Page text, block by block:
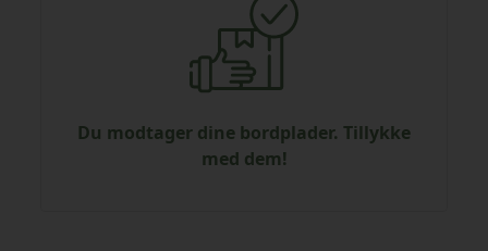
Du modtager dine bordplader. Tillykke
med dem!